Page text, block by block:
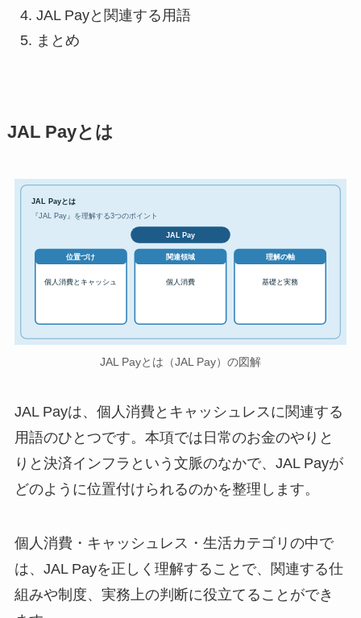
JAL Payと関連する用語
まとめ
JAL Payとは
JAL Payとは
『JAL Pay』を理解する3つのポイント
JAL Pay
位置づけ
個人消費とキャッシュ
関連領域
個人消費
理解の軸
基礎と実務
JAL Payとは（JAL Pay）の図解
JAL Payは、個人消費とキャッシュレスに関連する
用語のひとつです。本項では日常のお金のやりと
りと決済インフラという文脈のなかで、JAL Payが
どのように位置付けられるのかを整理します。
個人消費・キャッシュレス・生活カテゴリの中で
は、JAL Payを正しく理解することで、関連する仕
組みや制度、実務上の判断に役立てることができ